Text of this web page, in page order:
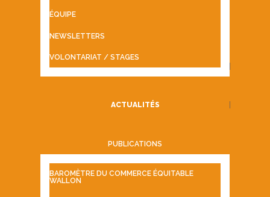
ÉQUIPE
NEWSLETTERS
VOLONTARIAT / STAGES
ACTUALITÉS
PUBLICATIONS
BAROMÈTRE DU COMMERCE ÉQUITABLE
WALLON